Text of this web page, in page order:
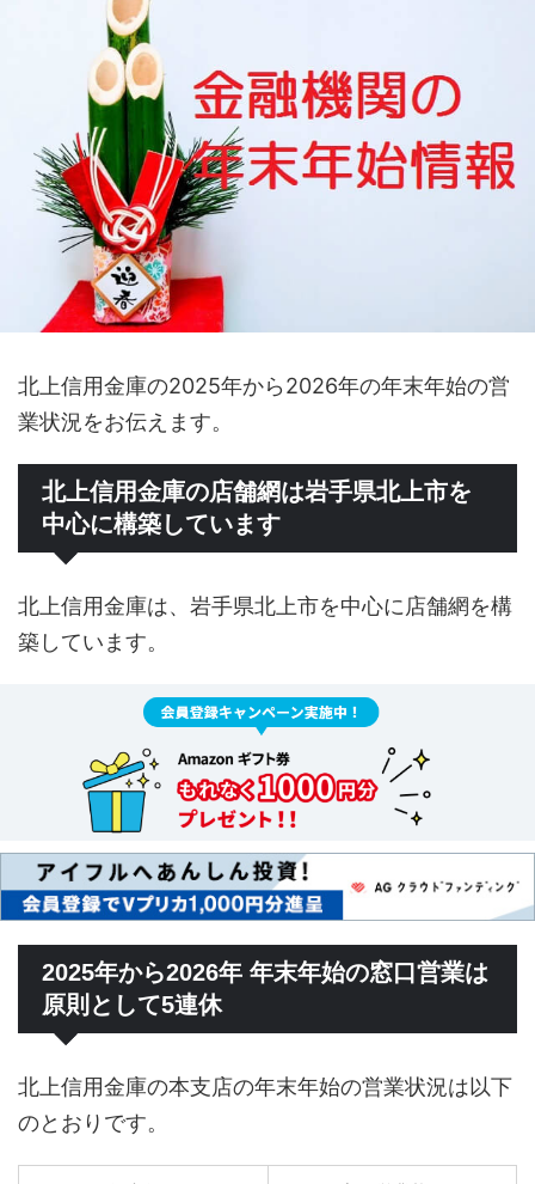
北上信用金庫の2025年から2026年の年末年始の営
業状況をお伝えます。
北上信用金庫の店舗網は岩手県北上市を
中心に構築しています
北上信用金庫は、岩手県北上市を中心に店舗網を構
築しています。
2025年から2026年 年末年始の窓口営業は
原則として5連休
北上信用金庫の本支店の年末年始の営業状況は以下
のとおりです。